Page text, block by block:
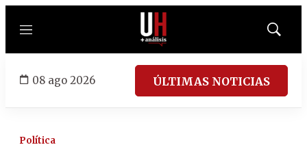
Menú
Mostrar
08 ago 2026 ÚLTIMAS NOTICIAS
Política